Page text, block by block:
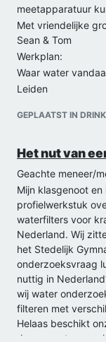
meetapparatuur
Met vriendelijke
Sean & Tom
Werkplan:
Waar water
Leiden
wij beiden hier
zover wij weten
water negatief
Barneveld
Rondom om
waardoor er een
hoeveelheid
ter bestrijding van
onkruid gebruikt
kraanwater zou
Rotterdam (2x)
In Rotterdam
fabrieken,
stoffen in het
GEPLAATST IN
Het nut van
Geachte meneer/
Mijn klasgenoot
profielwerkstuk
waterfilters voor
Nederland. Wij
het Stedelijk
onderzoeksvraag
nuttig in
wij water
filteren met
Helaas beschikt
de apparatuur om